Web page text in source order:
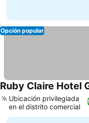
Opción popular
Ruby Claire Hotel
Ubicación privilegiada
en el distrito comercial